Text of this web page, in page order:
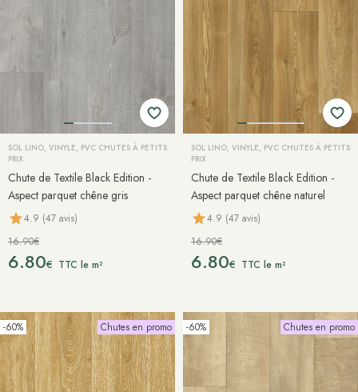
SOL LINO, VINYLE, PVC CHUTES À PETITS
PRIX
Chute de Textile Black Edition -
Aspect parquet chêne gris
4.9 (47 avis)
16.90€
6.80€ TTC le m²
SOL LINO, VINYLE, PVC CHUTES À PETITS
PRIX
Chute de Textile Black Edition -
Aspect parquet chêne naturel
4.9 (47 avis)
16.90€
6.80€ TTC le m²
-60% Chutes en promo -60% Chutes en promo